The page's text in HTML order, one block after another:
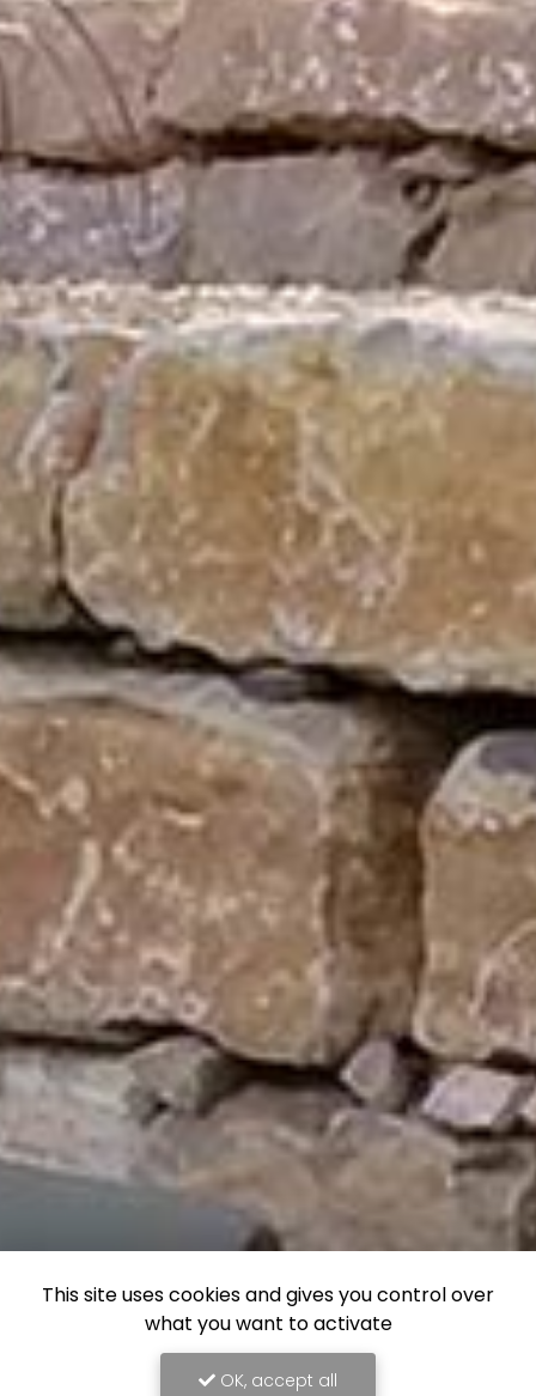
This site uses cookies and gives you control over
what you want to activate
OK, accept all